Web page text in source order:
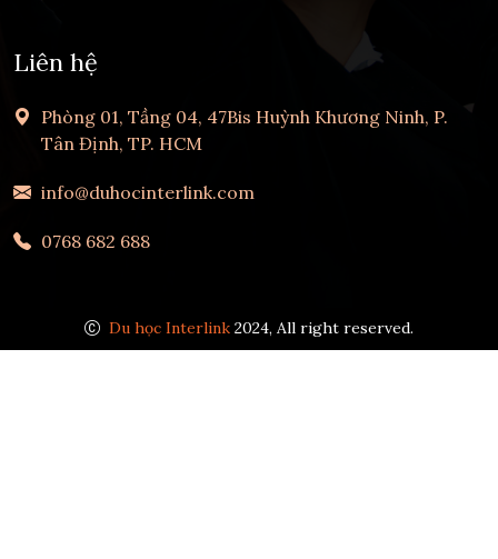
Liên hệ
Phòng 01, Tầng 04, 47Bis Huỳnh Khương Ninh, P.
Tân Định, TP. HCM
info@duhocinterlink.com
0768 682 688
Du học Interlink 2024, All right reserved.